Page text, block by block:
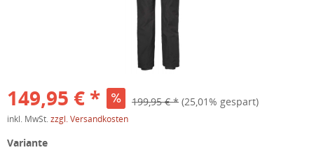
149,95 € * 199,95 € * (25,01% gespart)
inkl. MwSt. zzgl. Versandkosten
Variante